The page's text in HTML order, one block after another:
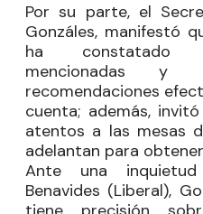
Por su parte, el
Gonzáles, manifestó
ha constatado
mencionadas y
recomendaciones
cuenta; además,
atentos a las mesas
adelantan para
Ante una
Benavides (Liberal),